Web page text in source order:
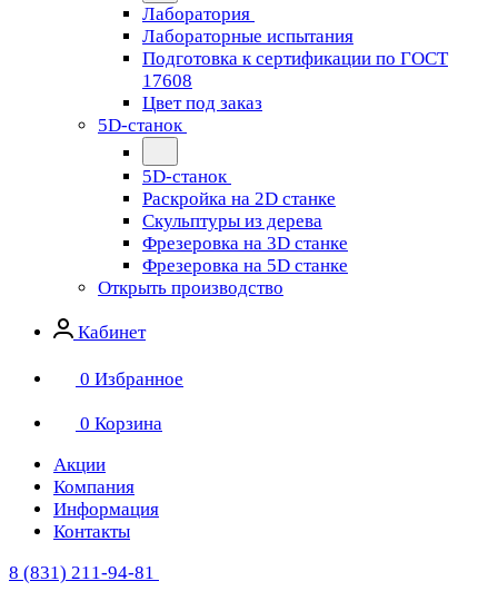
Лаборатория
Лабораторные испытания
Подготовка к сертификации по ГОСТ
17608
Цвет под заказ
5D-станок
5D-станок
Раскройка на 2D станке
Скульптуры из дерева
Фрезеровка на 3D станке
Фрезеровка на 5D станке
Открыть производство
Кабинет
0 Избранное
0 Корзина
Акции
Компания
Информация
Контакты
8 (831) 211-94-81